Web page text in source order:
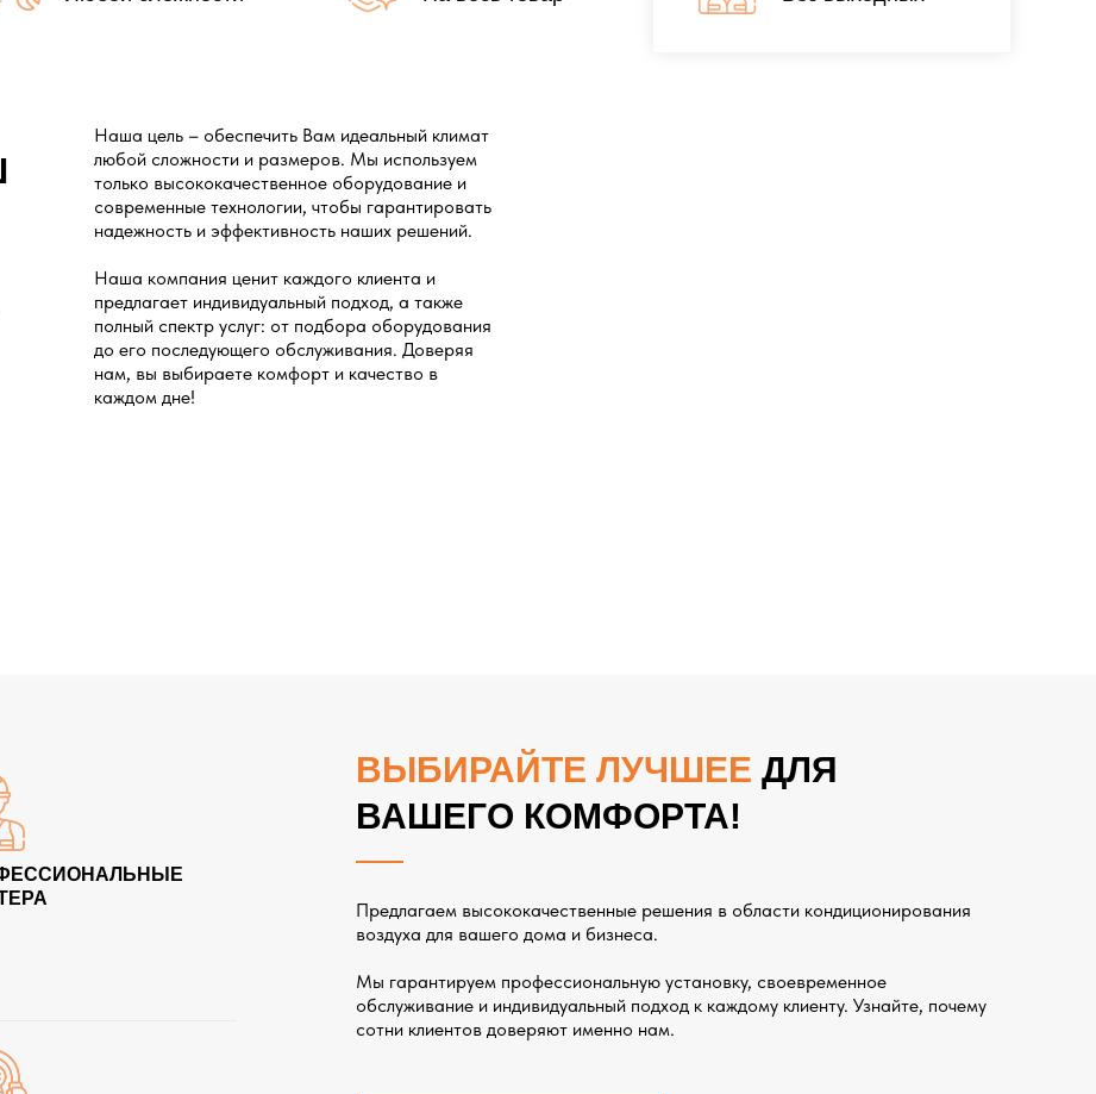
Наша цель – обеспечить Вам идеальный климат
любой сложности и размеров. Мы используем
только высококачественное оборудование и
современные технологии, чтобы гарантировать
надежность и эффективность наших решений.
Наша компания ценит каждого клиента и
предлагает индивидуальный подход, а также
полный спектр услуг: от подбора оборудования
до его последующего обслуживания. Доверяя
нам, вы выбираете комфорт и качество в
каждом дне!
ВЫБИРАЙТЕ ЛУЧШЕЕ ДЛЯ
ВАШЕГО КОМФОРТА!
Предлагаем высококачественные решения в области кондиционирования
воздуха для вашего дома и бизнеса.
Мы гарантируем профессиональную установку, своевременное
обслуживание и индивидуальный подход к каждому клиенту. Узнайте, почему
сотни клиентов доверяют именно нам.